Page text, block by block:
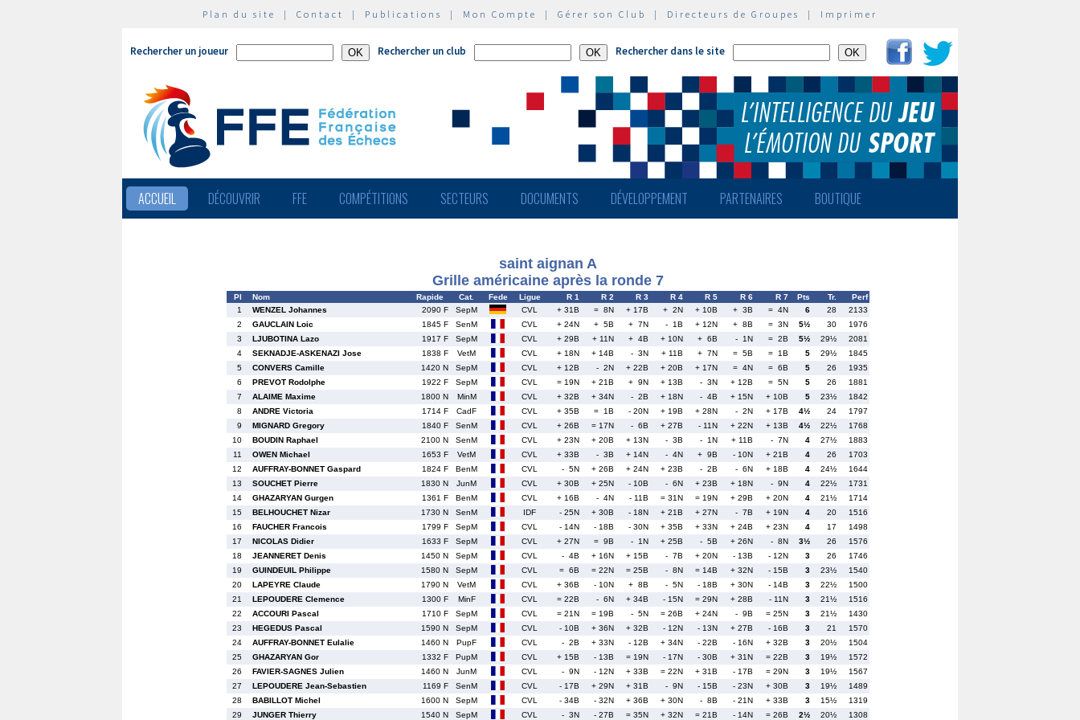
Plan du site | Contact | Publications | Mon Compte | Gérer son Club | Directeurs de Groupes | Imprimer
Rechercher un joueur Rechercher un club Rechercher dans le site
ACCUEIL DÉCOUVRIR FFE COMPÉTITIONS SECTEURS DOCUMENTS DÉVELOPPEMENT PARTENAIRES BOUTIQUE
saint aignan A
Grille américaine après la ronde 7
Pl Nom Rapide Cat. Fede Ligue R 1 R 2 R 3 R 4 R 5 R 6 R 7 Pts Tr.
Perf
1
WENZEL Johannes 2090 F SepM CVL + 31B = 8N + 17B + 2N + 10B + 3B = 4N 6 28
2133
2
GAUCLAIN Loic 1845 F SenM CVL + 24N + 5B + 7N - 1B + 12N + 8B = 3N 5½ 30
1976
3
LJUBOTINA Lazo 1917 F SepM CVL + 29B + 11N + 4B + 10N + 6B - 1N = 2B 5½ 29½
2081
4
SEKNADJE-ASKENAZI Jose 1838 F VetM CVL + 18N + 14B - 3N + 11B + 7N = 5B = 1B 5 29½
1845
5
CONVERS Camille 1420 N SepM CVL + 12B - 2N + 22B + 20B + 17N = 4N = 6B 5 26
1935
6
PREVOT Rodolphe 1922 F SepM CVL = 19N + 21B + 9N + 13B - 3N + 12B = 5N 5 26
1881
7
ALAIME Maxime 1800 N MinM CVL + 32B + 34N - 2B + 18N - 4B + 15N + 10B 5 23½
1842
8
ANDRE Victoria 1714 F CadF CVL + 35B = 1B - 20N + 19B + 28N - 2N + 17B 4½ 24
1797
9
MIGNARD Gregory 1840 F SenM CVL + 26B = 17N - 6B + 27B - 11N + 22N + 13B 4½ 22½
1768
10
BOUDIN Raphael 2100 N SenM CVL + 23N + 20B + 13N - 3B - 1N + 11B - 7N 4 27½
1883
11
OWEN Michael 1653 F VetM CVL + 33B - 3B + 14N - 4N + 9B - 10N + 21B 4 26
1703
12
AUFFRAY-BONNET Gaspard 1824 F BenM CVL - 5N + 26B + 24N + 23B - 2B - 6N + 18B 4 24½
1644
13
SOUCHET Pierre 1830 N JunM CVL + 30B + 25N - 10B - 6N + 23B + 18N - 9N 4 22½
1731
14
GHAZARYAN Gurgen 1361 F BenM CVL + 16B - 4N - 11B = 31N = 19N + 29B + 20N 4 21½
1714
15
BELHOUCHET Nizar 1730 N SenM IDF - 25N + 30B - 18N + 21B + 27N - 7B + 19N 4 20
1516
16
FAUCHER Francois 1799 F SepM CVL - 14N - 18B - 30N + 35B + 33N + 24B + 23N 4 17
1498
17
NICOLAS Didier 1633 F SepM CVL + 27N = 9B - 1N + 25B - 5B + 26N - 8N 3½ 26
1576
18
JEANNERET Denis 1450 N SepM CVL - 4B + 16N + 15B - 7B + 20N - 13B - 12N 3 26
1746
19
GUINDEUIL Philippe 1580 N SepM CVL = 6B = 22N = 25B - 8N = 14B + 32N - 15B 3 23½
1540
20
LAPEYRE Claude 1790 N VetM CVL + 36B - 10N + 8B - 5N - 18B + 30N - 14B 3 22½
1500
21
LEPOUDERE Clemence 1300 F MinF CVL = 22B - 6N + 34B - 15N = 29N + 28B - 11N 3 21½
1516
22
ACCOURI Pascal 1710 F SepM CVL = 21N = 19B - 5N = 26B + 24N - 9B = 25N 3 21½
1430
23
HEGEDUS Pascal 1590 N SepM CVL - 10B + 36N + 32B - 12N - 13N + 27B - 16B 3 21
1570
24
AUFFRAY-BONNET Eulalie 1460 N PupF CVL - 2B + 33N - 12B + 34N - 22B - 16N + 32B 3 20½
1504
25
GHAZARYAN Gor 1332 F PupM CVL + 15B - 13B = 19N - 17N - 30B + 31N = 22B 3 19½
1572
26
FAVIER-SAGNES Julien 1460 N JunM CVL - 9N - 12N + 33B = 22N + 31B - 17B = 29N 3 19½
1567
27
LEPOUDERE Jean-Sebastien 1169 F SenM CVL - 17B + 29N + 31B - 9N - 15B - 23N + 30B 3 19½
1489
28
BABILLOT Michel 1600 N SepM CVL - 34B - 32N + 36B + 30N - 8B - 21N + 33B 3 15½
1319
29
JUNGER Thierry 1540 N SepM CVL - 3N - 27B = 35N + 32N = 21B - 14N = 26B 2½ 20½ 1308